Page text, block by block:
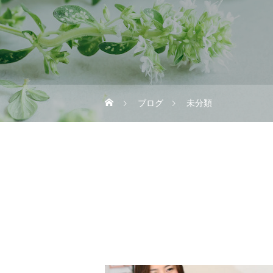
ブログ 未分類